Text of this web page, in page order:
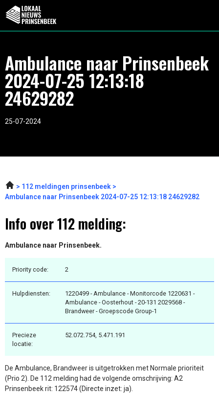
Ambulance naar Prinsenbeek
2024-07-25 12:13:18
24629282
25-07-2024
112 meldingen prinsenbeek
Ambulance naar Prinsenbeek 2024-07-25 12:13:18 24629282
Info over 112 melding:
Ambulance naar Prinsenbeek.
Priority code: 2
Hulpdiensten:
1220499 - Ambulance - Monitorcode 1220631 -
Ambulance - Oosterhout - 20-131 2029568 -
Brandweer - Groepscode Group-1
Precieze
locatie:
52.072.754, 5.471.191
De Ambulance, Brandweer is uitgetrokken met Normale prioriteit
(Prio 2). De 112 melding had de volgende omschrijving: A2
Prinsenbeek rit: 122574 (Directe inzet: ja).